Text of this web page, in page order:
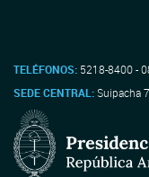
TELÉFONOS: 5218-8400 -
SEDE CENTRAL:Suipacha